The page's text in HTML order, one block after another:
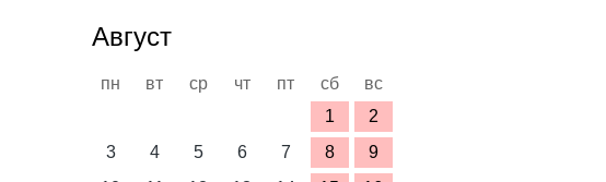
Август
пн вт ср чт пт сб
вс
1
2
3
4 5 6 7 8
9